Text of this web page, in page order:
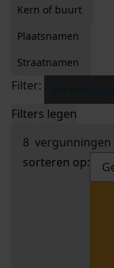
Kern of buurt
Plaatsnamen
Straatnamen
Filter:
Filters legen
8 vergunningen
sorteren op: